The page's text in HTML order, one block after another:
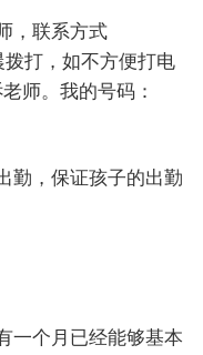
，联系方式
拨打，如不方便打电
师。我的号码：
勤，保证孩子的出勤
一个月已经能够基本